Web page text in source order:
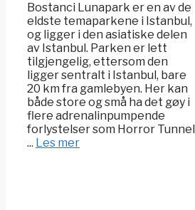
Bostanci Lunapark er en av de
eldste temaparkene i Istanbul,
og ligger i den asiatiske delen
av Istanbul. Parken er lett
tilgjengelig, ettersom den
ligger sentralt i Istanbul, bare
20 km fra gamlebyen. Her kan
både store og små ha det gøy i
flere adrenalinpumpende
forlystelser som Horror Tunnel
... Les mer